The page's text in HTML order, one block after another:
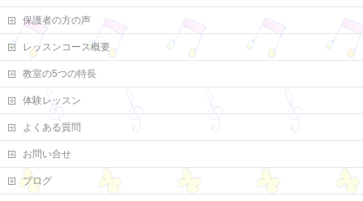
保護者の方の声
レッスンコース概要
教室の5つの特長
体験レッスン
よくある質問
お問い合せ
ブログ